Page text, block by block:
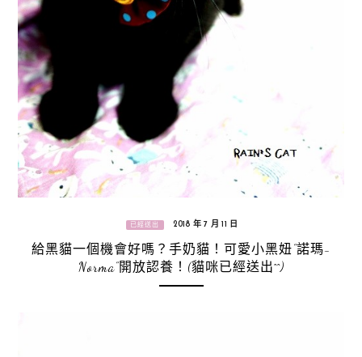
已經送出 2018 年 7 月 11 日
給黑貓一個機會好嗎？手奶貓！可愛小黑妞”諾瑪-
Norma”開放認養！(貓咪已經送出^^)